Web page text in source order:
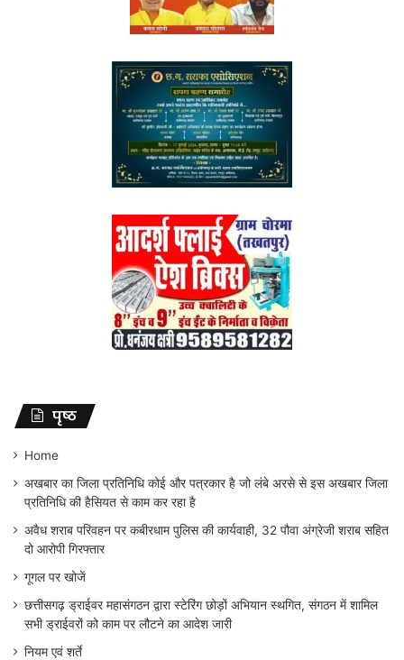
पृष्ठ
Home
अखबार का जिला प्रतिनिधि कोई और पत्रकार है जो लंबे अरसे से इस अखबार जिला
प्रतिनिधि की हैसियत से काम कर रहा है
अवैध शराब परिवहन पर कबीरधाम पुलिस की कार्यवाही, 32 पौवा अंग्रेजी शराब सहित
दो आरोपी गिरफ्तार
गूगल पर खोजें
छत्तीसगढ़ ड्राईवर महासंगठन द्वारा स्टेरिंग छोड़ों अभियान स्थगित, संगठन में शामिल
सभी ड्राईवरों को काम पर लौटने का आदेश जारी
नियम एवं शर्ते